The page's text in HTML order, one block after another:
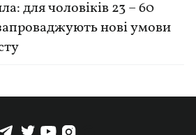
для чоловіків 23 – 60
нові умови